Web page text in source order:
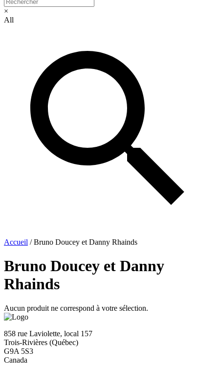
×
All
Accueil / Bruno Doucey et Danny Rhainds
Bruno Doucey et Danny
Rhainds
Aucun produit ne correspond à votre sélection.
858 rue Laviolette, local 157
Trois-Rivières (Québec)
G9A 5S3
Canada